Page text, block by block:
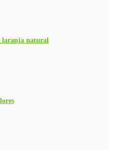
laranja natural